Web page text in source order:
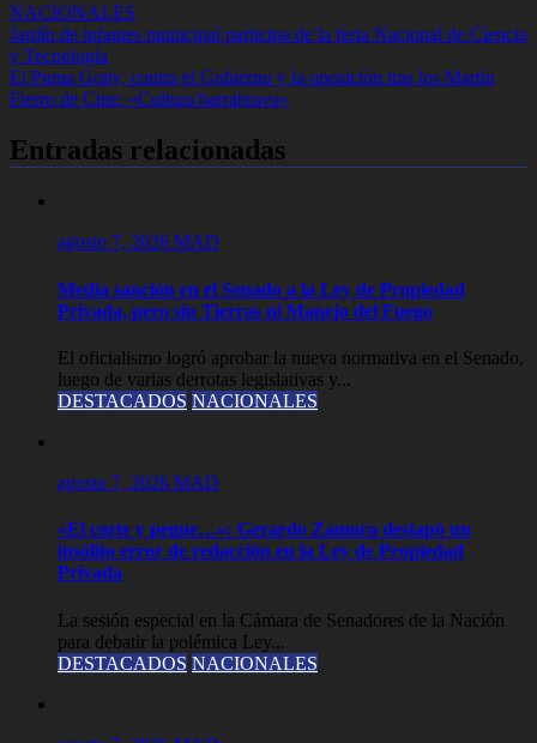
NACIONALES
Navegación
de
entradas
Jardín de infantes municipal participa de la feria Nacional de Ciencia
y Tecnología
El Puma Goity, contra el Gobierno y la oposición tras los Martín
Fierro de Cine: «Cultura barrabrava»
Entradas relacionadas
agosto 7, 2026 MAD
Media sanción en el Senado a la Ley de Propiedad
Privada, pero sin Tierras ni Manejo del Fuego
El oficialismo logró aprobar la nueva normativa en el Senado,
luego de varias derrotas legislativas y...
DESTACADOS NACIONALES
agosto 7, 2026 MAD
«El corte y pegue…»: Gerardo Zamora destapó un
insólito error de redacción en la Ley de Propiedad
Privada
La sesión especial en la Cámara de Senadores de la Nación
para debatir la polémica Ley...
DESTACADOS NACIONALES